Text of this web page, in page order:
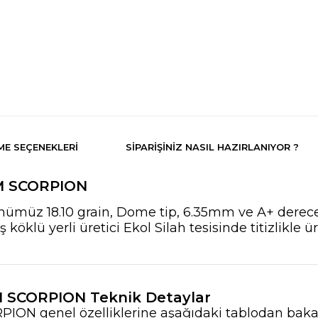
SEÇENEKLERI SIPARIŞINIZ NASIL HAZIRLANIYOR ?
18.10 grain, Dome tip, 6.35mm ve A+
köklü yerli üretici Ekol Silah tesisinde titizlikle
SCORPION Teknik Detaylar
genel özelliklerine aşağıdaki tablodan